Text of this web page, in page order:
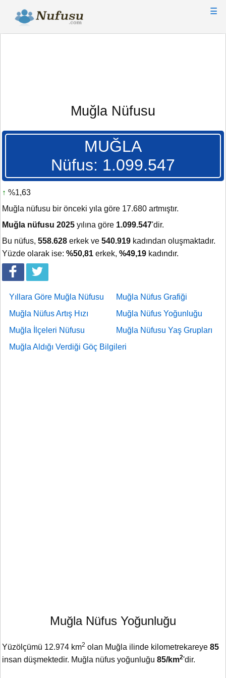
☰
Muğla Nüfusu
MUĞLA
Nüfus: 1.099.547
↑ %1,63
Muğla nüfusu bir önceki yıla göre 17.680 artmıştır.
Muğla nüfusu 2025 yılına göre 1.099.547'dir.
Bu nüfus, 558.628 erkek ve 540.919 kadından oluşmaktadır.
Yüzde olarak ise: %50,81 erkek, %49,19 kadındır.
Yıllara Göre Muğla Nüfusu
Muğla Nüfus Grafiği
Muğla Nüfus Artış Hızı
Muğla Nüfus Yoğunluğu
Muğla İlçeleri Nüfusu
Muğla Nüfusu Yaş Grupları
Muğla Aldığı Verdiği Göç Bilgileri
Muğla Nüfus Yoğunluğu
Yüzölçümü 12.974 km2 olan Muğla ilinde kilometrekareye 85
insan düşmektedir. Muğla nüfus yoğunluğu 85/km2'dir.